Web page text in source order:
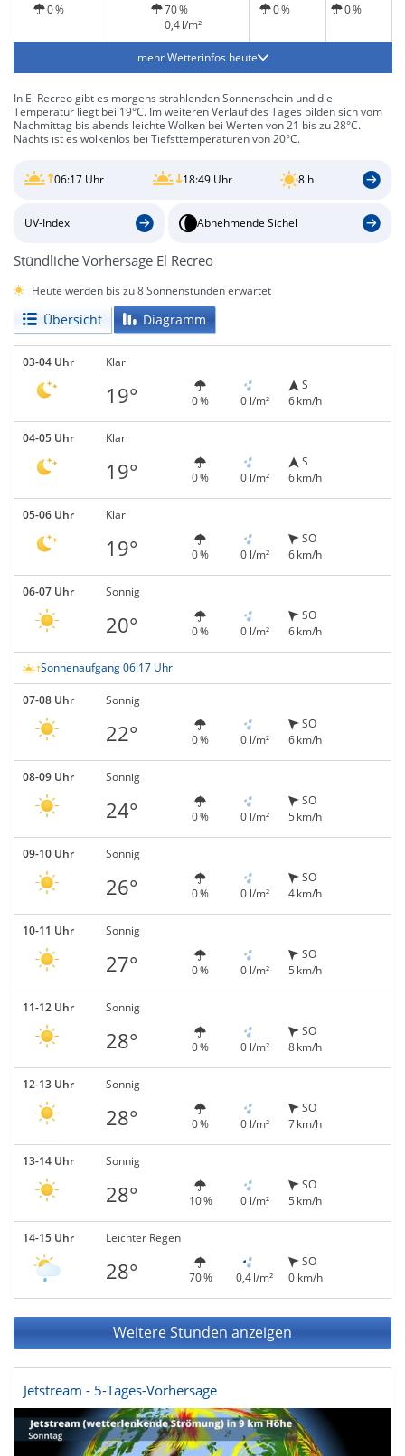
0 %
70 %
0,4 l/m²
0 % 0 %
mehr Wetterinfos heute
In El Recreo gibt es morgens strahlenden Sonnenschein und die
Temperatur liegt bei 19°C. Im weiteren Verlauf des Tages bilden sich vom
Nachmittag bis abends leichte Wolken bei Werten von 21 bis zu 28°C.
Nachts ist es wolkenlos bei Tiefsttemperaturen von 20°C.
06:17 Uhr 18:49 Uhr 8 h
UV-Index Abnehmende Sichel
Stündliche Vorhersage El Recreo
Heute werden bis zu 8 Sonnenstunden erwartet
Übersicht Diagramm
03-04 Uhr Klar
19° 0 % 0 l/m²
S
6 km/h
04-05 Uhr Klar
19° 0 % 0 l/m²
S
6 km/h
05-06 Uhr Klar
19° 0 % 0 l/m²
SO
6 km/h
06-07 Uhr Sonnig
20° 0 % 0 l/m²
SO
6 km/h
Sonnenaufgang 06:17 Uhr
07-08 Uhr Sonnig
22° 0 % 0 l/m²
SO
6 km/h
08-09 Uhr Sonnig
24° 0 % 0 l/m²
SO
5 km/h
09-10 Uhr Sonnig
26° 0 % 0 l/m²
SO
4 km/h
10-11 Uhr Sonnig
27° 0 % 0 l/m²
SO
5 km/h
11-12 Uhr Sonnig
28° 0 % 0 l/m²
SO
8 km/h
12-13 Uhr Sonnig
28° 0 % 0 l/m²
SO
7 km/h
13-14 Uhr Sonnig
28° 10 % 0 l/m²
SO
5 km/h
14-15 Uhr Leichter Regen
28° 70 % 0,4 l/m²
SO
0 km/h
Weitere Stunden anzeigen
Jetstream - 5-Tages-Vorhersage